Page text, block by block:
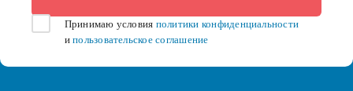
Принимаю условия политики конфиденциальности
ипользовательское соглашение